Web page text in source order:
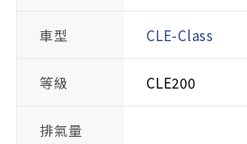
車型 CLE-Class
等級 CLE200
排氣量